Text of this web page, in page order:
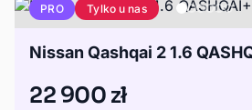
PRO Tylko u nas
22 900 zł